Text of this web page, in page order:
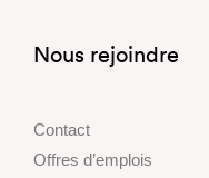
Nous rejoindre
Contact
Offres d’emplois